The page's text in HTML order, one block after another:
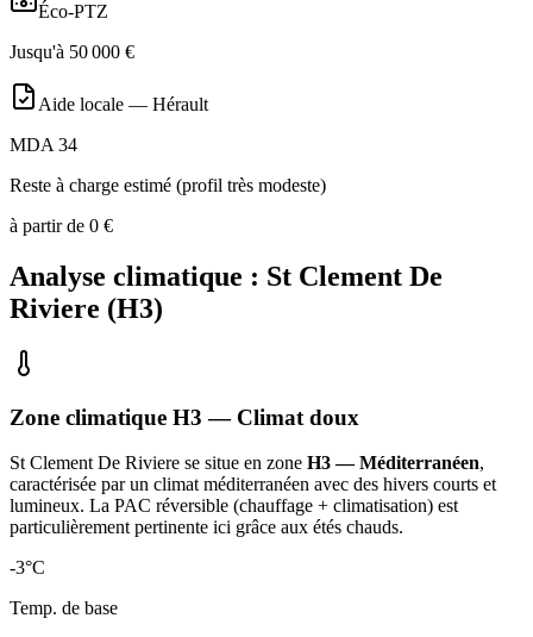
Éco-PTZ
Jusqu'à 50 000 €
Aide locale — Hérault
MDA 34
Reste à charge estimé (profil très modeste)
à partir de 0 €
Analyse climatique : St Clement De
Riviere (H3)
Zone climatique H3 — Climat doux
St Clement De Riviere se situe en zone H3 — Méditerranéen,
caractérisée par un climat méditerranéen avec des hivers courts et
lumineux. La PAC réversible (chauffage + climatisation) est
particulièrement pertinente ici grâce aux étés chauds.
-3°C
Temp. de base